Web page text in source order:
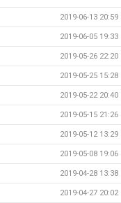
2019-06-13 20:59
2019-06-05 19:33
2019-05-26 22:20
2019-05-25 15:28
2019-05-22 20:40
2019-05-15 21:26
2019-05-12 13:29
2019-05-08 19:06
2019-04-28 13:38
2019-04-27 20:02